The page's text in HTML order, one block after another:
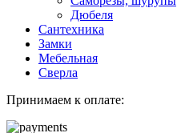
Дюбеля
Сантехника
Замки
Мебельная
Сверла
Принимаем к оплате: